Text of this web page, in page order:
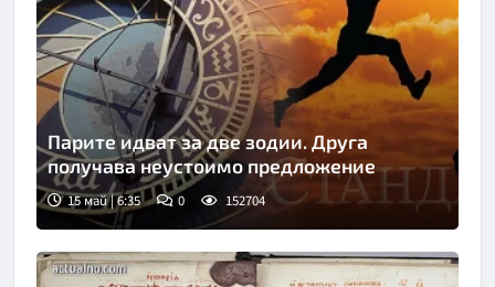
Парите идват за две зодии. Друга
получава неустоимо предложение
15 май | 6:35 0 152704